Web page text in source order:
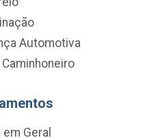
Automotiva
Geral